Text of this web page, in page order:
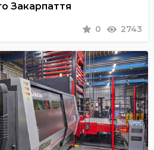
Закарпаття
0 2743